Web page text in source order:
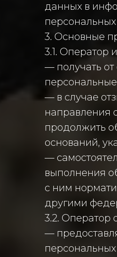
данных в
3. Основные
3.1. Оператор
— получать
— в случае
направления
продолжить
оснований,
—
выполнения
с ним
другими
3.2. Оператор
—